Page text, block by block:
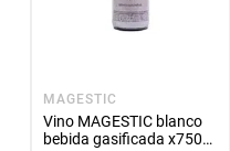
MAGESTIC
Vino MAGESTIC blanco
bebida gasificada x750